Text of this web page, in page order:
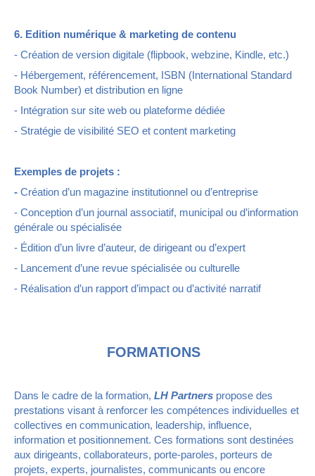
6. Edition numérique & marketing de contenu
- Création de version digitale (flipbook, webzine, Kindle, etc.)
- Hébergement, référencement, ISBN (International Standard
Book Number) et distribution en ligne
- Intégration sur site web ou plateforme dédiée
- Stratégie de visibilité SEO et content marketing
Exemples de projets :
- Création d’un magazine institutionnel ou d’entreprise
- Conception d’un journal associatif, municipal ou d’information
générale ou spécialisée
- Édition d’un livre d’auteur, de dirigeant ou d’expert
- Lancement d’une revue spécialisée ou culturelle
- Réalisation d’un rapport d’impact ou d’activité narratif
FORMATIONS
Dans le cadre de la formation, LH Partners propose des
prestations visant à renforcer les compétences individuelles et
collectives en communication, leadership, influence,
information et positionnement. Ces formations sont destinées
aux dirigeants, collaborateurs, porte-paroles, porteurs de
projets, experts, journalistes, communicants ou encore